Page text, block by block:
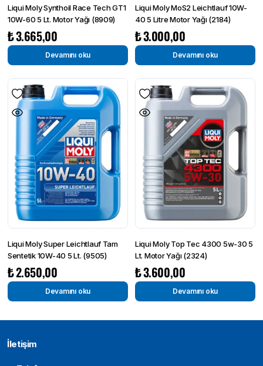
Liqui Moly Synthoil Race Tech GT1
10W-60 5 Lt. Motor Yağı (8909)
₺3.665,00
Devamını oku
Liqui Moly MoS2 Leicht­lauf 10W-
40 5 Litre Motor Yağı (2184)
₺3.000,00
Devamını oku
Liqui Moly Super Leicht­lauf Tam
Sentetik 10W-40 5 Lt. (9505)
₺2.650,00
Devamını oku
Liqui Moly Top Tec 4300 5w-30 5
Lt. Motor Yağı (2324)
₺3.600,00
Devamını oku
İletişim